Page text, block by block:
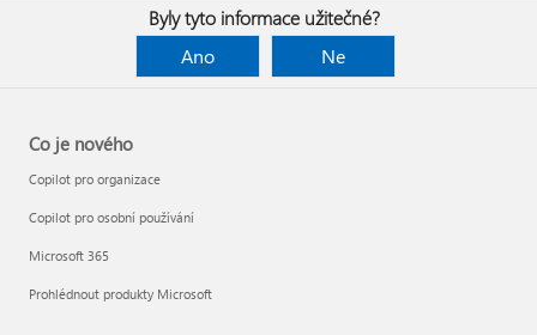
Byly tyto informace užitečné?
Ano
Ne
Co je nového
Copilot pro organizace
Copilot pro osobní používání
Microsoft 365
Prohlédnout produkty Microsoft